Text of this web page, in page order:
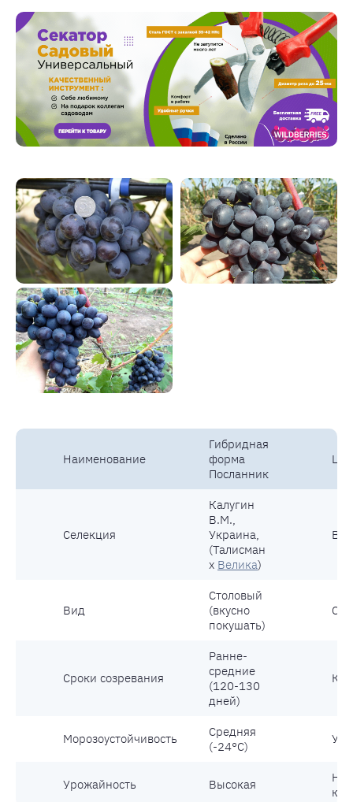
Наименование
Гибридная
форма
Посланник
Селекция
Калугин
В.М.,
Украина,
(Талисман
х Велика)
Вид
Столовый
(вкусно
покушать)
Сроки созревания
Ранне-
средние
(120-130
дней)
Морозоустойчивость
Средняя
(-24°С)
Урожайность Высокая